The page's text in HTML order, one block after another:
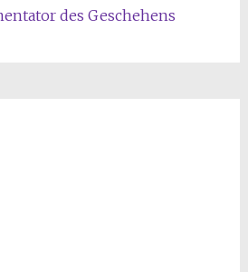
des Geschehens